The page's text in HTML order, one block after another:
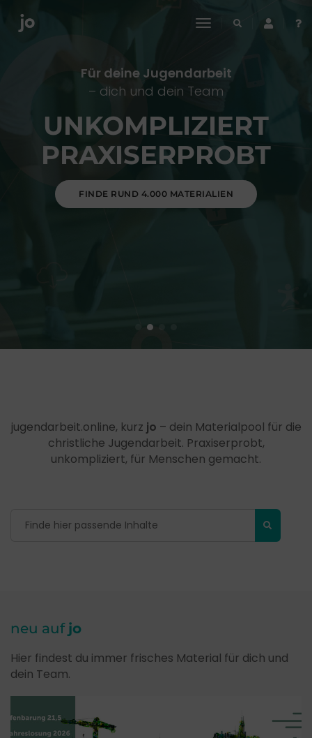
toggle
Für deine Jugendarbeit
– dich und dein Team
UNKOMPLIZIERT
PRAXISERPROBT
FINDE RUND 4.000 MATERIALIEN
jugendarbeit.online, kurz jo – dein Materialpool für die
christliche Jugendarbeit. Praxiserprobt,
unkompliziert, für Menschen gemacht.
neu auf jo
Hier findest du immer frisches Material für dich und
dein Team.